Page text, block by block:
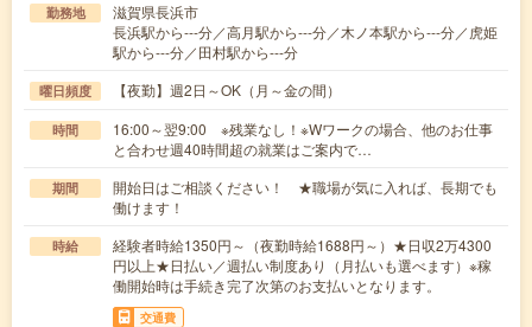
勤務地
滋賀県長浜市
長浜駅から---分／高月駅から---分／木ノ本駅から---分／虎姫
駅から---分／田村駅から---分
曜日頻度 【夜勤】週2日～OK（月～金の間）
時間
16:00～翌9:00 ※残業なし！※Wワークの場合、他のお仕事
と合わせ週40時間超の就業はご案内で…
期間
開始日はご相談ください！ ★職場が気に入れば、長期でも
働けます！
時給
経験者時給1350円～（夜勤時給1688円～）★日収2万4300
円以上★日払い／週払い制度あり（月払いも選べます）※稼
働開始時は手続き完了次第のお支払いとなります。
交通費